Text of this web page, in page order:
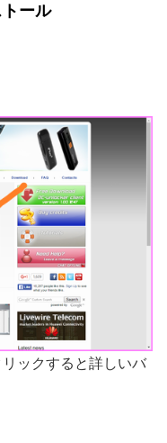
ール
ックすると詳しいバ